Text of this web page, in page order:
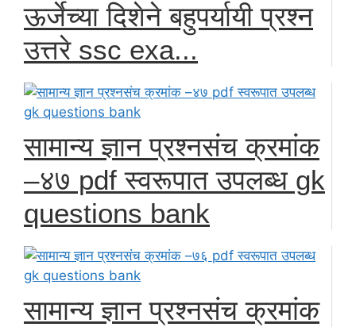
ऊर्जेच्या दिशेने बहुपर्यायी प्रश्न
उत्तरे ssc exa...
सामान्य ज्ञान प्रश्नसंच क्रमांक
–४७ pdf स्वरूपात उपलब्ध gk
questions bank
सामान्य ज्ञान प्रश्नसंच क्रमांक